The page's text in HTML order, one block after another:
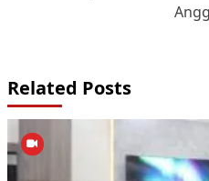
Related Posts